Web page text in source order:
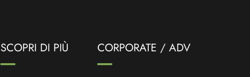
SCOPRI DI PIÙ CORPORATE / ADV